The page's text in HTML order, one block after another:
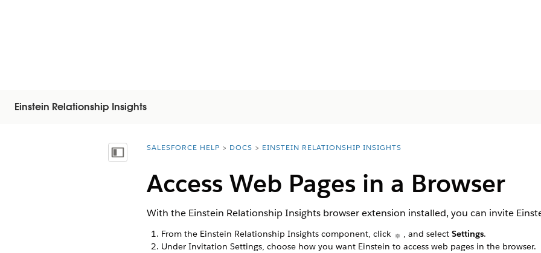
Einstein Relationship Insights
Mostrar índice de materias
You are here:
SALESFORCE HELP DOCS EINSTEIN RELATIONSHIP INSIGHTS
Access Web Pages in a Browser
With the Einstein Relationship Insights browser extension installed, you can invite
From the Einstein Relationship Insights component, click , and select Settings.
Under Invitation Settings, choose how you want Einstein to access web pages in the browser.